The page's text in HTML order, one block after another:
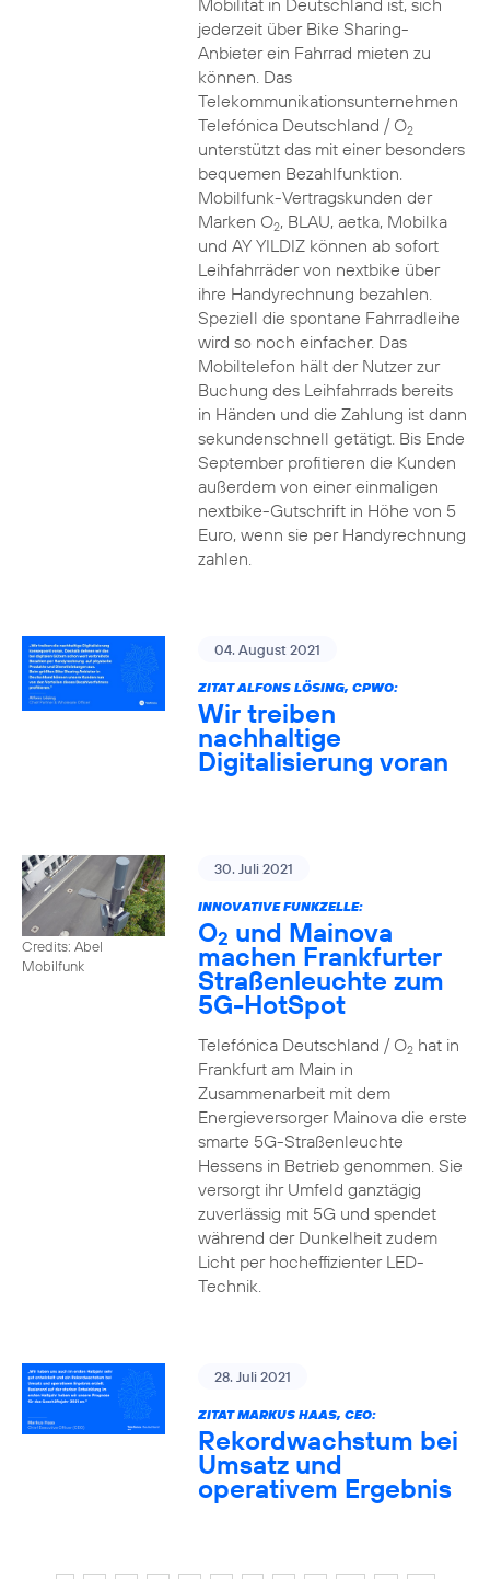
Mobilität in Deutschland ist, sich
jederzeit über Bike Sharing-
Anbieter ein Fahrrad mieten zu
können. Das
Telekommunikationsunternehmen
Telefónica Deutschland / O2
unterstützt das mit einer besonders
bequemen Bezahlfunktion.
Mobilfunk-Vertragskunden der
Marken O2, BLAU, aetka, Mobilka
und AY YILDIZ können ab sofort
Leihfahrräder von nextbike über
ihre Handyrechnung bezahlen.
Speziell die spontane Fahrradleihe
wird so noch einfacher. Das
Mobiltelefon hält der Nutzer zur
Buchung des Leihfahrrads bereits
in Händen und die Zahlung ist dann
sekundenschnell getätigt. Bis Ende
September profitieren die Kunden
außerdem von einer einmaligen
nextbike-Gutschrift in Höhe von 5
Euro, wenn sie per Handyrechnung
zahlen.
04. August 2021
ZITAT ALFONS LÖSING, CPWO:
Wir treiben
nachhaltige
Digitalisierung voran
Credits: Abel
Mobilfunk
30. Juli 2021
INNOVATIVE FUNKZELLE:
O2 und Mainova
machen Frankfurter
Straßenleuchte zum
5G-HotSpot
Telefónica Deutschland / O2hat in
Frankfurt am Main in
Zusammenarbeit mit dem
Energieversorger Mainova die erste
smarte 5G-Straßenleuchte
Hessens in Betrieb genommen. Sie
versorgt ihr Umfeld ganztägig
zuverlässig mit 5G und spendet
während der Dunkelheit zudem
Licht per hocheffizienter LED-
Technik.
28. Juli 2021
ZITAT MARKUS HAAS, CEO:
Rekordwachstum bei
Umsatz und
operativem Ergebnis